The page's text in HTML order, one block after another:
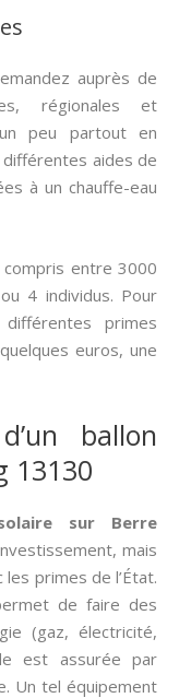
auprès de
régionales et
peu partout en
différentes aides de
à un chauffe-eau
compris entre 3000
4 individus. Pour
différentes primes
euros, une
ballon
13130
sur Berre
mais
primes de l’État.
de faire des
(gaz, électricité,
est assurée par
Un tel équipement